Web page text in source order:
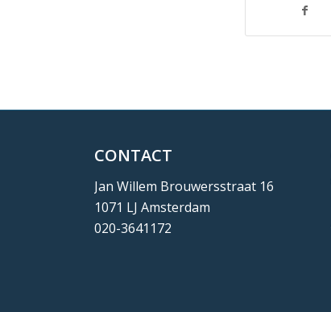
CONTACT
Jan Willem Brouwersstraat 16
1071 LJ Amsterdam
020-3641172